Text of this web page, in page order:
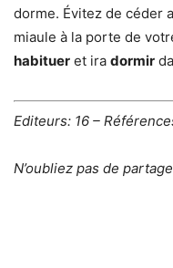
dorme. Évitez de céder
miaule à la porte de
habituer et ira dormir
Editeurs: 16 –
N’oubliez pas de